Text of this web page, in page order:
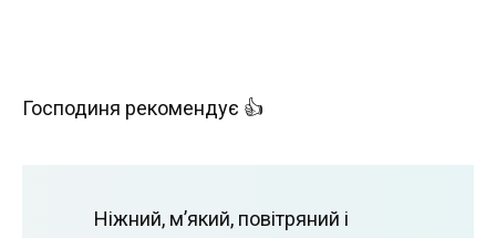
Господиня рекомендує 👍
Ніжний, м’який, повітряний і